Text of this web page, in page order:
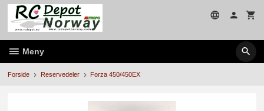
Gå
innholdet
Meny
Forside Reservedeler Forza 450/450EX